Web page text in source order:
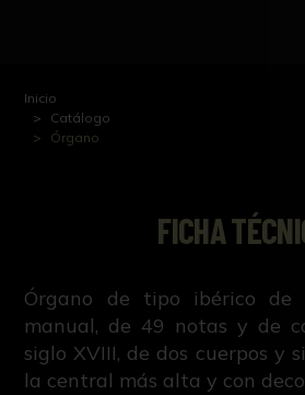
Inicio
Catálogo
Órgano
FICHA
Órgano de tipo ibérico de
manual, de 49 notas y de
siglo XVIII, de dos cuerpos y
la central más alta y con